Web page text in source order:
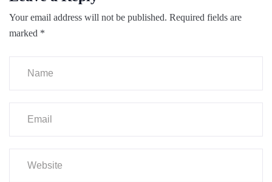
Your email address will not be published. Required fields are
marked *